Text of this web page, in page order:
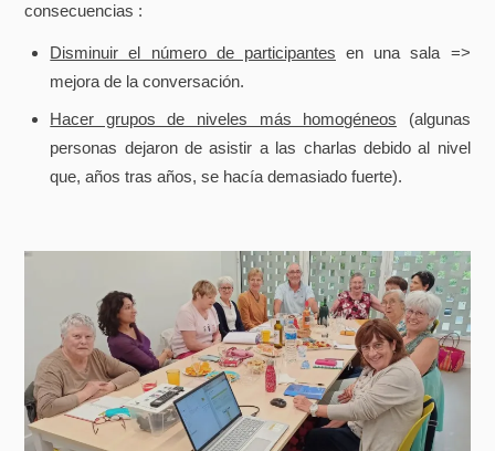
consecuencias :
Disminuir el número de participantes en una sala =>
mejora de la conversación.
Hacer grupos de niveles más homogéneos (algunas
personas dejaron de asistir a las charlas debido al nivel
que, años tras años, se hacía demasiado fuerte).